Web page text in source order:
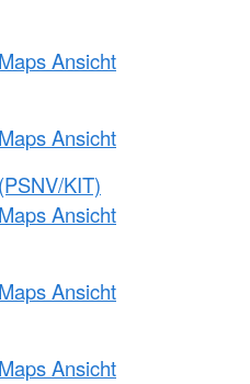
Ansicht
Ansicht
KIT)
Ansicht
Ansicht
Ansicht